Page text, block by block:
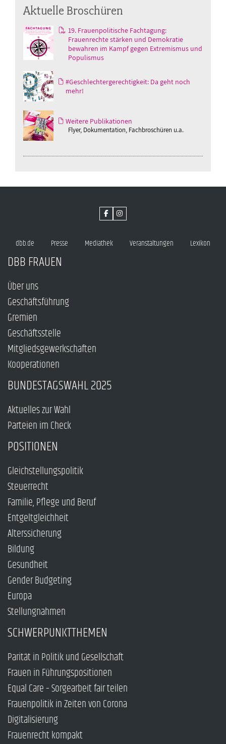
Aktuelle Broschüren
19. Frauenpolitische Fachtagung:
Frauenrechte stärken und Demokratie
bewahren im Kampf gegen Extremismus und
Populismus
#Geschlechtergerechtigkeit: Da geht noch
mehr!
Weitere Publikationen
Flyer, Dokumentation, Fachbroschüren u.a.
dbb.de Presse Mediathek Veranstaltungen Lexikon
DBB FRAUEN
Über uns
Geschäftsführung
Gremien
Geschäftsstelle
Mitgliedsgewerkschaften
Kooperationen
BUNDESTAGSWAHL 2025
Aktuelles zur Wahl
Parteien im Check
POSITIONEN
Gleichstellungspolitik
Steuerrecht
Familie, Pflege und Beruf
Entgeltgleichheit
Alterssicherung
Bildung
Gesundheit
Gender Budgeting
Europa
Stellungnahmen
SCHWERPUNKTTHEMEN
Parität in Politik und Gesellschaft
Frauen in Führungspositionen
Equal Care – Sorgearbeit fair teilen
Frauenpolitik in Zeiten von Corona
Digitalisierung
Frauenrecht kompakt